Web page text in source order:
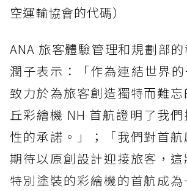
空運輸協會的代碼）
ANA 旅客體驗管理和規劃部
潤子表示：「作為連結世界
致力於為旅客創造獨特而難
丘彩繪機 NH 首航證明了我
性的承諾。」；「我們對首
期待以原創設計迎接旅客，
特別塗裝的彩繪機的首航成